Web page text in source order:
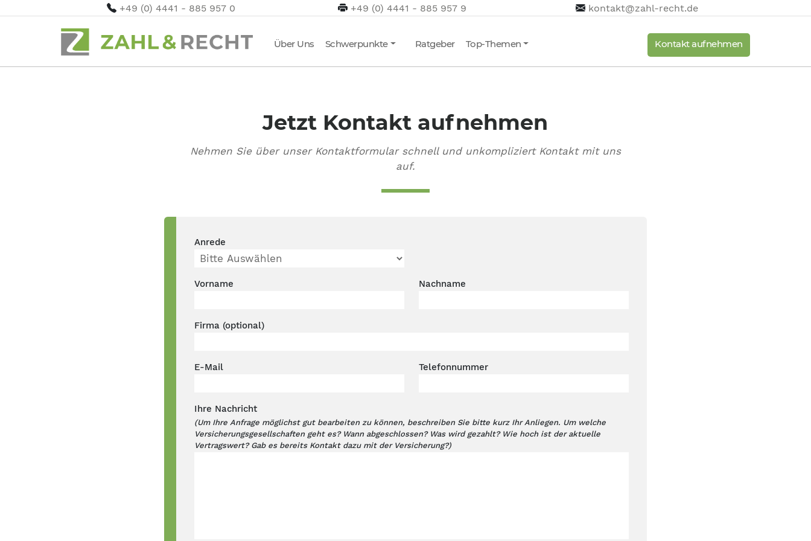
+49 (0) 4441 - 885 957 0 +49 (0) 4441 - 885 957 9 kontakt@zahl-recht.de
Über Uns Schwerpunkte Ratgeber Top-Themen Kontakt aufnehmen
Jetzt Kontakt aufnehmen
Nehmen Sie über unser Kontaktformular schnell und unkompliziert Kontakt mit uns
auf.
Anrede
Vorname Nachname
Firma (optional)
E-Mail Telefonnummer
Ihre Nachricht
(Um Ihre Anfrage möglichst gut bearbeiten zu können, beschreiben Sie bitte kurz Ihr Anliegen. Um welche
Versicherungsgesellschaften geht es? Wann abgeschlossen? Was wird gezahlt? Wie hoch ist der aktuelle
Vertragswert? Gab es bereits Kontakt dazu mit der Versicherung?)